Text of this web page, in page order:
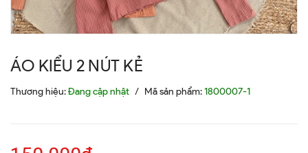
ÁO KIỂU 2 NÚT KẺ
Thương hiệu:Đang cập nhật / Mã sản phẩm:1800007-1